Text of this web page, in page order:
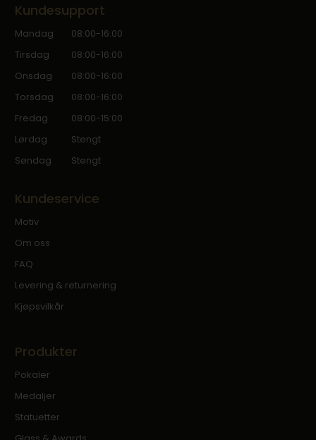
Kundesupport
Mandag
08:00-16:00
Tirsdag
08:00-16:00
Onsdag
08:00-16:00
Torsdag
08:00-16:00
Fredag
08:00-15:00
Lørdag
Stengt
Søndag
Stengt
Kundeservice
Motiv
Om oss
FAQ
Levering & returnering
Kjøpsvilkår
Produkter
Pokaler
Medaljer
Statuetter